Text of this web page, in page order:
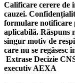
Calificare cerere de
cauzei.
formulare notificare
aplicabilă. Răspuns
singur motiv de
care nu se regăsesc
Extrase Decizie
executiv AEXA